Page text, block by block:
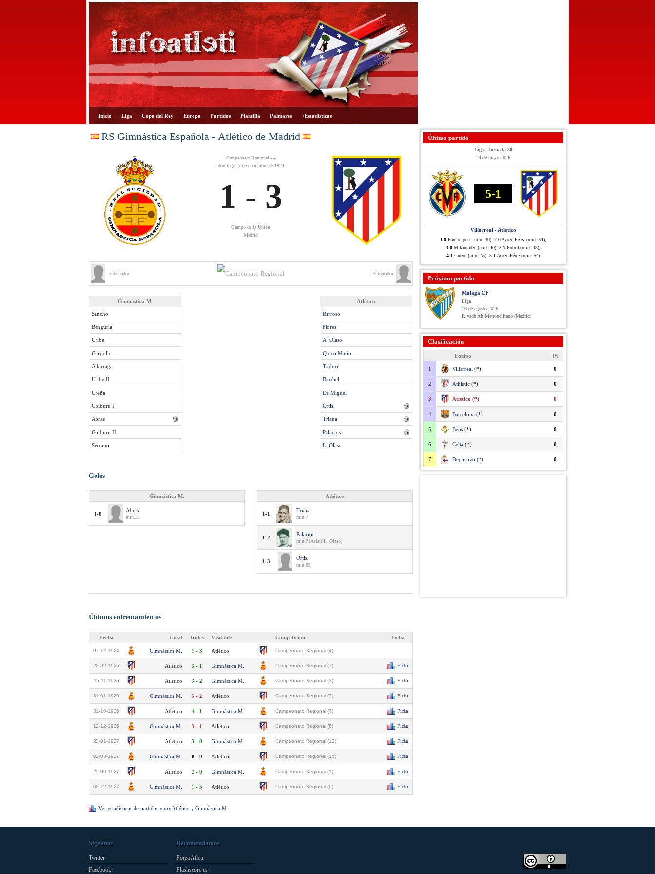
Inicio Liga Copa del Rey Europa Partidos Plantilla Palmarés +Estadísticas
RS Gimnástica Española - Atlético de Madrid
Campeonato Regional - 4
domingo, 7 de diciembre de 1924
1 - 3
Campo de la Unión
Madrid
Entrenador Entrenador
Gimnástica M.
Sancho
Benguría
Uribe
Gargollo
Adarraga
Uribe II
Ureña
Goiburu I
Abras
Goiburu II
Serrano
Atlético
Barroso
Flores
A. Olaso
Quico Marín
Tuduri
Burdiel
De Miguel
Ortiz
Triana
Palacios
L. Olaso
Goles
Gimnástica M.
1-0
Abras
min.15
Atlético
1-1
Triana
min.?
1-2
Palacios
min.? (Asist: L. Olaso)
1-3
Ortiz
min.89
Últimos enfrentamientos
Fecha Local Goles Visitante Competición Ficha
07-12-1924 Gimnástica M. 1 - 3 Atlético Campeonato Regional (4)
22-02-1925 Atlético 3 - 1 Gimnástica M. Campeonato Regional (7) Ficha
15-11-1925 Atlético 3 - 2 Gimnástica M. Campeonato Regional (3) Ficha
31-01-1926 Gimnástica M. 3 - 2 Atlético Campeonato Regional (7) Ficha
31-10-1926 Atlético 4 - 1 Gimnástica M. Campeonato Regional (4) Ficha
12-12-1926 Gimnástica M. 3 - 1 Atlético Campeonato Regional (8) Ficha
23-01-1927 Atlético 3 - 0 Gimnástica M. Campeonato Regional (12) Ficha
02-03-1927 Gimnástica M. 0 - 0 Atlético Campeonato Regional (16) Ficha
25-09-1927 Atlético 2 - 0 Gimnástica M. Campeonato Regional (1) Ficha
03-12-1927 Gimnástica M. 1 - 5 Atlético Campeonato Regional (6) Ficha
Ver estadísticas de partidos entre Atlético y Gimnástica M.
Último partido
Liga - Jornada 38
24 de mayo 2026
5-1
Villarreal - Atlético
1-0 Parejo (pen., min. 30), 2-0 Ayoze Pérez (min. 34),
3-0 Mikautadze (min. 40), 3-1 Pubill (min. 43),
4-1 Gueye (min. 45), 5-1 Ayoze Pérez (min. 54)
Próximo partido
Málaga CF
Liga
16 de agosto 2026
Riyadh Air Metropolitano (Madrid)
Clasificación
Equipo Pt
1 Villarreal (*) 0
2 Athletic (*) 0
3 Atlético (*) 0
4 Barcelona (*) 0
5 Betis (*) 0
6 Celta (*) 0
7 Deportivo (*) 0
Síguenos
Twitter
Facebook
Recomendamos
Forza Atleti
Flashscore.es